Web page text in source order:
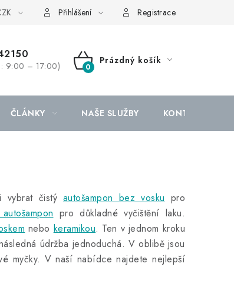
Přihlášení Registrace
9:00 – 17:00)
NÁKUPNÍ
Prázdný košík
ČLÁNKY NAŠE SLUŽBY KONTAKTY
vybrat čistý autošampon bez vosku pro
pro důkladné vyčištění laku.
nebo keramikou. Ten v jednom kroku
údržba jednoduchá. V oblibě jsou
myčky. V naší nabídce najdete nejlepší